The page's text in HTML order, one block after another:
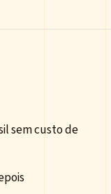
sem custo de